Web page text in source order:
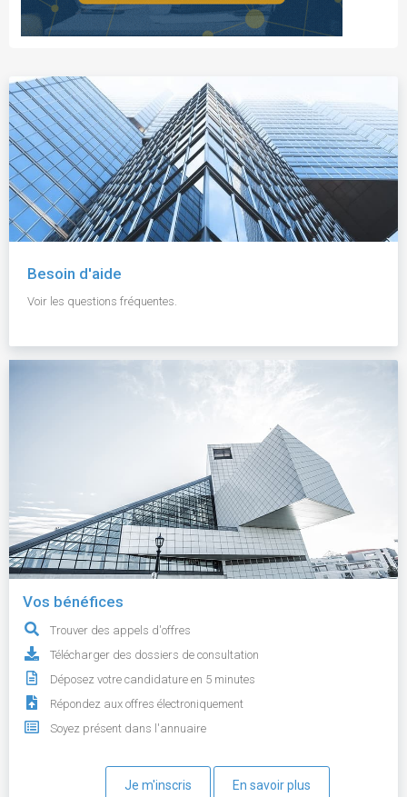
Besoin d'aide
Voir les questions fréquentes.
Vos bénéfices
Trouver des appels d'offres
Télécharger des dossiers de consultation
Déposez votre candidature en 5 minutes
Répondez aux offres électroniquement
Soyez présent dans l'annuaire
Je m'inscris En savoir plus